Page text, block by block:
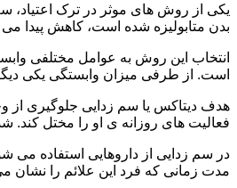
یکی از روش های موثر در ترک اعتیاد،
بدن متابولیزه شده است، کاهش پیدا
انتخاب این روش به عوامل مختلفی
است. از طرفی میزان وابستگی یکی
هدف دیتاکس یا سم زدایی جلوگیری از
فعالیت های روزانه ی او را مختل کند.
در سم زدایی از داروهایی استفاده می
مدت زمانی که فرد این علائم را نشان